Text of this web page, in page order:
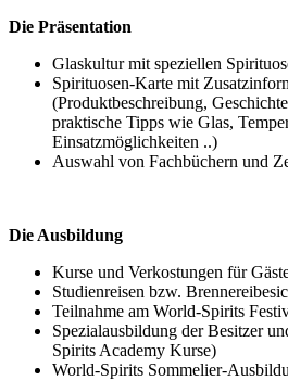
Die Präsentation
Glaskultur mit speziellen
Spirituosen-Karte mit
(Produktbeschreibung,
praktische Tipps wie Glas,
Einsatzmöglichkeiten ..)
Auswahl von Fachbüchern und
Die Ausbildung
Kurse und Verkostungen für
Studienreisen bzw.
Teilnahme am World-Spirits
Spezialausbildung der Besitzer
Spirits Academy Kurse)
World-Spirits Sommelier-